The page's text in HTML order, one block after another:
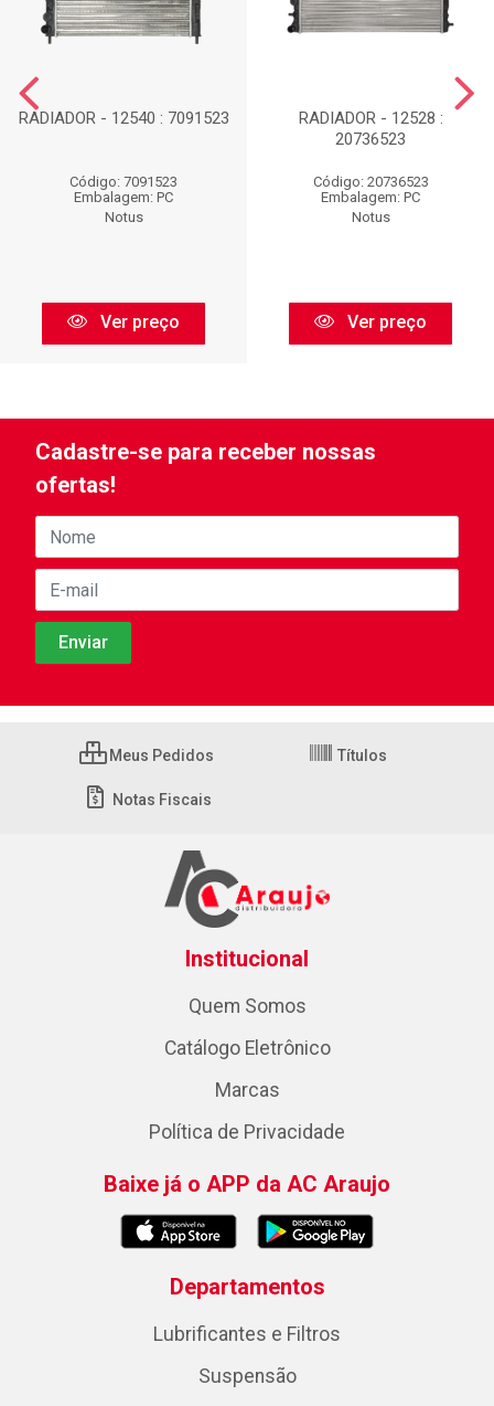
RADIADOR - 12540 : 7091523
Código: 7091523
Embalagem: PC
Notus
Ver preço
RADIADOR - 12528 :
20736523
Código: 20736523
Embalagem: PC
Notus
Ver preço
Cadastre-se para receber nossas
ofertas!
Meus Pedidos Títulos
Notas Fiscais
Institucional
Quem Somos
Catálogo Eletrônico
Marcas
Política de Privacidade
Baixe já o APP da AC Araujo
Departamentos
Lubrificantes e Filtros
Suspensão